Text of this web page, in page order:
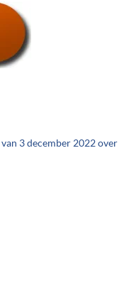
van 3 december 2022 over